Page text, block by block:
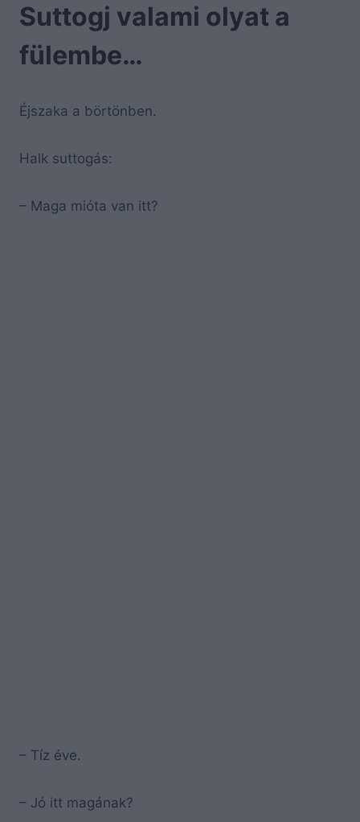
Suttogj valami olyat a
fülembe…
Éjszaka a börtönben.
Halk suttogás:
– Maga mióta van itt?
– Tíz éve.
– Jó itt magának?